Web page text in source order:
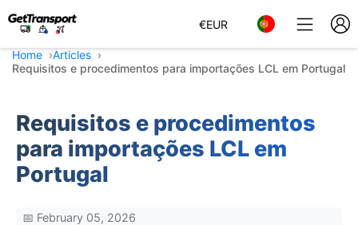
€EUR
Home
Articles
Requisitos e procedimentos para importações LCL em Portugal
Requisitos e procedimentos
para importações LCL em
Portugal
📅 February 05, 2026